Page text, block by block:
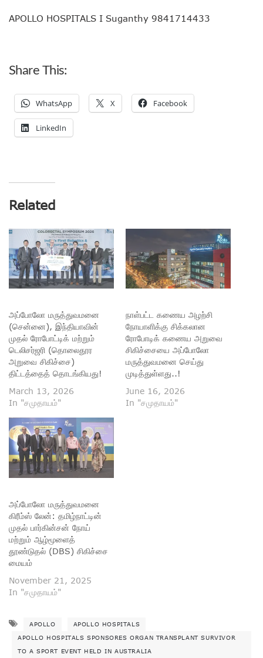
APOLLO HOSPITALS I Suganthy 9841714433
Share This:
WhatsApp X Facebook
LinkedIn
Related
அப்போலோ மருத்துவமனை
(சென்னை), இந்தியாவின்
முதல் ரோபோட்டிக் மற்றும்
டெலிசர்ஜரி (தொலைதூர
அறுவை சிகிச்சை)
திட்டத்தைத் தொடங்கியது!
March 13, 2026
In "சமுதாயம்"
நாள்பட்ட கணைய அழற்சி
நோயாளிக்கு சிக்கலான
ரோபோடிக் கணைய அறுவை
சிகிச்சையை அப்போலோ
மருத்துவமனை செய்து
முடித்துள்ளது..!
June 16, 2026
In "சமுதாயம்"
அப்போலோ மருத்துவமனை
கிரீம்ஸ் லேன்: தமிழ்நாட்டின்
முதல் பார்கின்சன் நோய்
மற்றும் ஆழ்மூளைத்
தூண்டுதல் (DBS) சிகிச்சை
மையம்
November 21, 2025
In "சமுதாயம்"
APOLLO
APOLLO HOSPITALS
APOLLO HOSPITALS SPONSORES ORGAN TRANSPLANT SURVIVOR
TO A SPORT EVENT HELD IN AUSTRALIA